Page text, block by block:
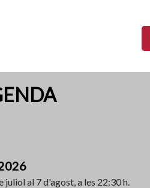
juliol al 7 d'agost, a les 22:30 h.